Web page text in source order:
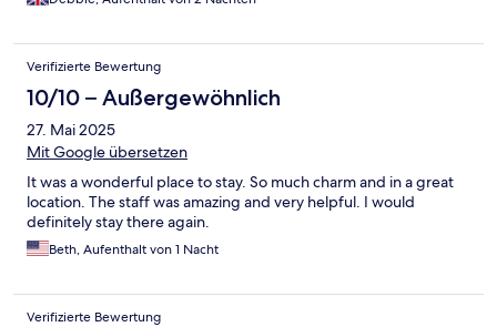
Verifizierte Bewertung
10/10 – Außergewöhnlich
27. Mai 2025
Mit Google übersetzen
It was a wonderful place to stay. So much charm and in a great
location. The staff was amazing and very helpful. I would
definitely stay there again.
Beth, Aufenthalt von 1 Nacht
Verifizierte Bewertung